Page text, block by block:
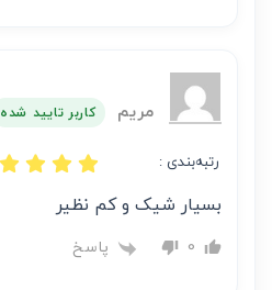
مریم کاربر تایید شده
رتبه‌بندی :
بسیار شیک و کم نظیر
0 پاسخ